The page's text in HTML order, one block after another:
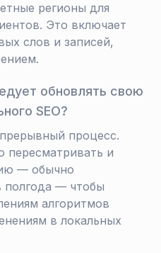
регионы для
Это включает
слов и записей,
обновлять свою
SEO?
процесс.
пересматривать и
— обычно
полгода — чтобы
алгоритмов
в локальных